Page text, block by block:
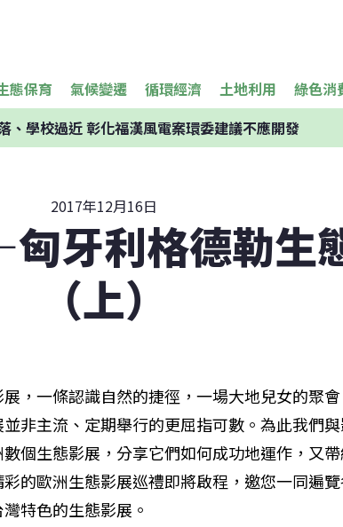
態保育 氣候變遷 循環經濟 土地利用 綠色消
、學校過近 彰化福漢風電案環委建議不應開發
2017年12月16日
牙利格德勒生
（上）
，一條認識自然的捷徑，一場大地兒女的聚
非主流、定期舉行的更屈指可數。為此我們
個生態影展，分享它們如何成功地運作，又
的歐洲生態影展巡禮即將啟程，邀您一同遍
特色的生態影展。